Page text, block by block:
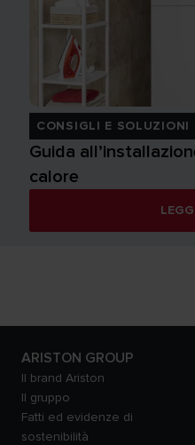
CONSIGLI E SOLUZIONI
Guida
calore
ARISTON GROUP
Il brand Ariston
Il gruppo
Fatti ed evidenze di
sostenibilità